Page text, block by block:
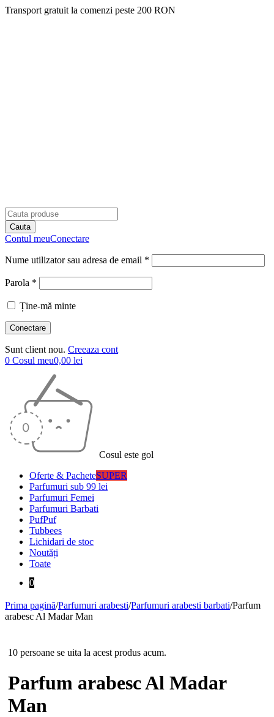
Transport gratuit la comenzi peste 200 RON
Contul meuConectare
Nume utilizator sau adresa de email *
Parola *
Ține-mă minte
Sunt client nou. Creeaza cont
0 Cosul meu0,00 lei
Cosul este gol
Oferte & PacheteSUPER
Parfumuri sub 99 lei
Parfumuri Femei
Parfumuri Barbati
PufPuf
Tubbees
Lichidari de stoc
Noutăți
Toate
0
Prima pagină/Parfumuri arabesti/Parfumuri arabesti barbati/Parfum
arabesc Al Madar Man
10 persoane se uita la acest produs acum.
Parfum arabesc Al Madar
Man